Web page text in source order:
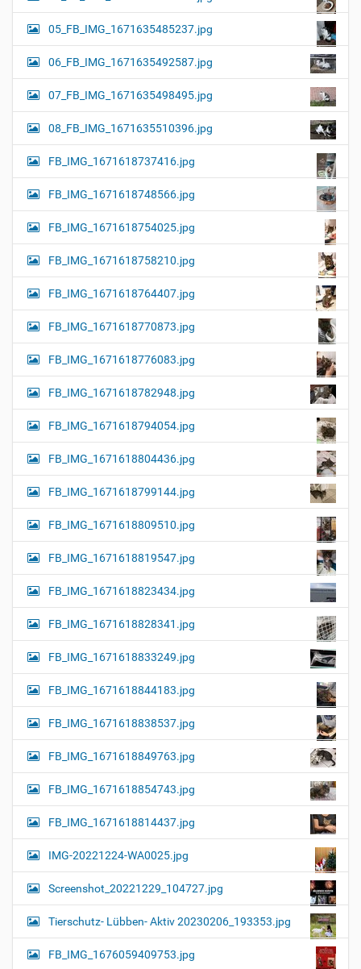
05_FB_IMG_1671635485237.jpg
06_FB_IMG_1671635492587.jpg
07_FB_IMG_1671635498495.jpg
08_FB_IMG_1671635510396.jpg
FB_IMG_1671618737416.jpg
FB_IMG_1671618748566.jpg
FB_IMG_1671618754025.jpg
FB_IMG_1671618758210.jpg
FB_IMG_1671618764407.jpg
FB_IMG_1671618770873.jpg
FB_IMG_1671618776083.jpg
FB_IMG_1671618782948.jpg
FB_IMG_1671618794054.jpg
FB_IMG_1671618804436.jpg
FB_IMG_1671618799144.jpg
FB_IMG_1671618809510.jpg
FB_IMG_1671618819547.jpg
FB_IMG_1671618823434.jpg
FB_IMG_1671618828341.jpg
FB_IMG_1671618833249.jpg
FB_IMG_1671618844183.jpg
FB_IMG_1671618838537.jpg
FB_IMG_1671618849763.jpg
FB_IMG_1671618854743.jpg
FB_IMG_1671618814437.jpg
IMG-20221224-WA0025.jpg
Screenshot_20221229_104727.jpg
Tierschutz- Lübben- Aktiv 20230206_193353.jpg
FB_IMG_1676059409753.jpg